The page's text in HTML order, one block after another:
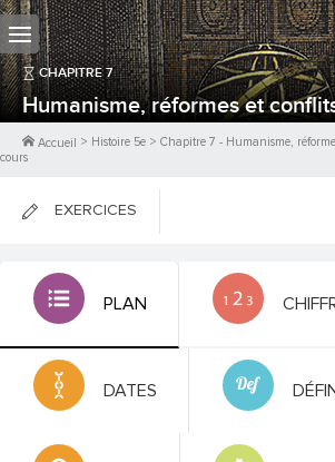
CHAPITRE7
Humanisme, réformes et
Accueil > Histoire 5e > Chapitre 7 - Humanisme,
cours
EXERCICES
FICHES DE COURS
PLAN
DATES